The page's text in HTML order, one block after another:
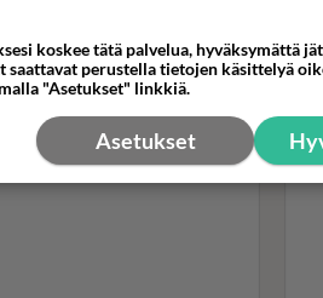
koskee tätä palvelua, hyväksymättä
perustella tietojen käsittelyä
"Asetukset" linkkiä.
Asetukset